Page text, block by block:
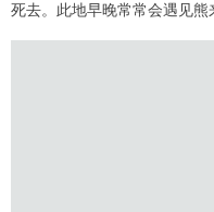
死去。此地早晚常常会遇见熊